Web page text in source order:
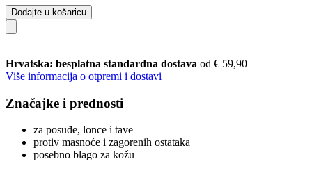
Dodajte u košaricu
Hrvatska: besplatna standardna dostava od € 59,90
Više informacija o otpremi i dostavi
Značajke i prednosti
za posuđe, lonce i tave
protiv masnoće i zagorenih ostataka
posebno blago za kožu